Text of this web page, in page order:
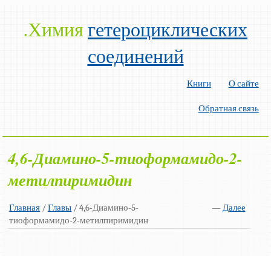
.Химиягетероциклических
соединений
Книги О сайте
Обратная связь
4,6-Диамино-5-тиоформамидо-2-
метилпиримидин
Главная / —Далее
Главы / 4,6-Диамино-5-
тиоформамидо-2-метилпиримидин